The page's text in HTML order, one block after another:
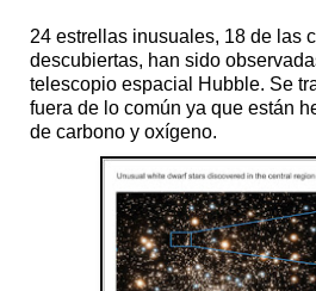
24 estrellas inusuales, 18 de las
descubiertas, han sido
telescopio espacial Hubble. Se
fuera de lo común ya que están
de carbono y oxígeno.